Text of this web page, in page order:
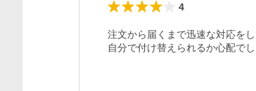
4
注文から届くまで迅速な対応をし
自分で付け替えられるか心配で